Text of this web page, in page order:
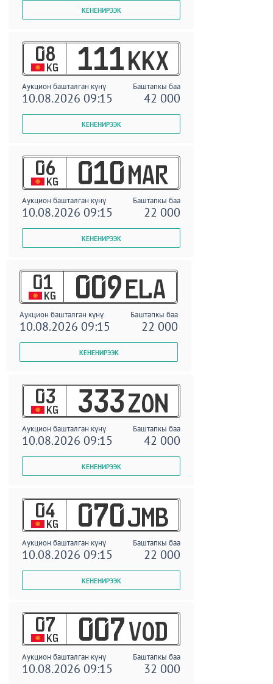
08
KG 111 KKX
Аукцион башталган күнү Баштапкы баа
10.08.2026 09:15 42 000
06
KG 010 MAR
Аукцион башталган күнү Баштапкы баа
10.08.2026 09:15 22 000
01
KG 009 ELA
Аукцион башталган күнү Баштапкы баа
10.08.2026 09:15 22 000
03
KG 333 ZON
Аукцион башталган күнү Баштапкы баа
10.08.2026 09:15 42 000
04
KG 070 JMB
Аукцион башталган күнү Баштапкы баа
10.08.2026 09:15 22 000
07
KG 007 VOD
Аукцион башталган күнү Баштапкы баа
10.08.2026 09:15 32 000